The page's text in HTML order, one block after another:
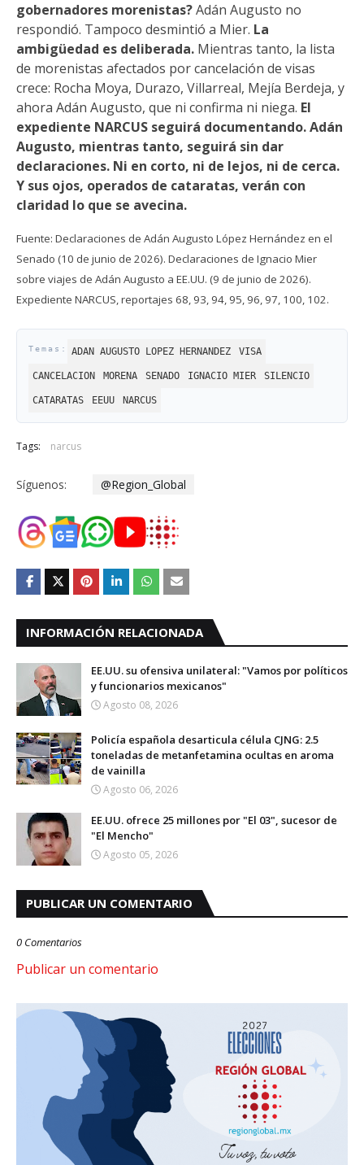
gobernadores morenistas?Adán Augusto no
respondió. Tampoco desmintió a Mier. La
ambigüedad es deliberada. Mientras tanto, la lista
de morenistas afectados por cancelación de visas
crece: Rocha Moya, Durazo, Villarreal, Mejía Berdeja, y
ahora Adán Augusto, que ni confirma ni niega. El
expediente NARCUS seguirá documentando. Adán
Augusto, mientras tanto, seguirá sin dar
declaraciones. Ni en corto, ni de lejos, ni de cerca.
Y sus ojos, operados de cataratas, verán con
claridad lo que se avecina.
Fuente: Declaraciones de Adán Augusto López Hernández en el
Senado (10 de junio de 2026). Declaraciones de Ignacio Mier
sobre viajes de Adán Augusto a EE.UU. (9 de junio de 2026).
Expediente NARCUS, reportajes 68, 93, 94, 95, 96, 97, 100, 102.
ADAN AUGUSTO LOPEZ HERNANDEZ VISA
CANCELACION MORENA SENADO IGNACIO MIER SILENCIO
CATARATAS EEUU NARCUS
Tags: narcus
Síguenos: @Region_Global
INFORMACIÓN RELACIONADA
EE.UU. su ofensiva unilateral: "Vamos por políticos
y funcionarios mexicanos"
Agosto 08, 2026
Policía española desarticula célula CJNG: 2.5
toneladas de metanfetamina ocultas en aroma
de vainilla
Agosto 06, 2026
EE.UU. ofrece 25 millones por "El 03", sucesor de
"El Mencho"
Agosto 05, 2026
PUBLICAR UN COMENTARIO
0 Comentarios
Publicar un comentario